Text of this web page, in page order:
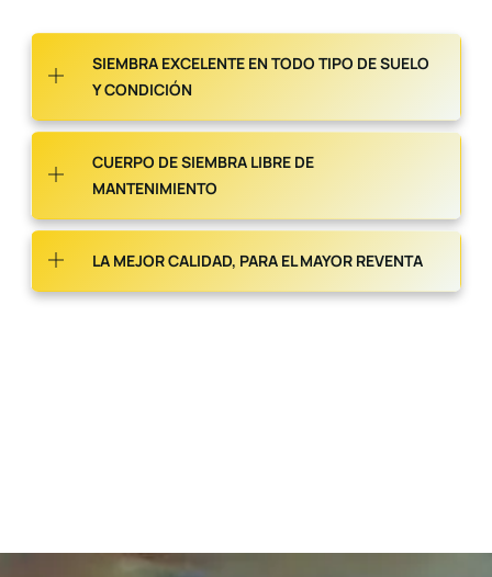
SIEMBRA EXCELENTE EN TODO TIPO DE SUELO
Y CONDICIÓN
CUERPO DE SIEMBRA LIBRE DE
MANTENIMIENTO
LA MEJOR CALIDAD, PARA EL MAYOR REVENTA